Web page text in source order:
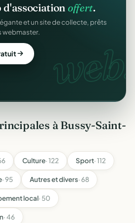
web.
d'association offert.
et un site de collecte, prêts
webmaster.
à Bussy-Saint-
Culture· 122 Sport· 112
· 95 Autres et divers· 68
local· 50
· 46